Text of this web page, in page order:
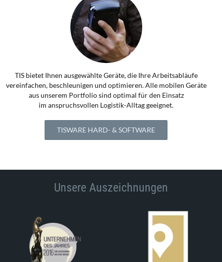
TIS bietet Ihnen ausgewählte Geräte, die Ihre Arbeitsabläufe
vereinfachen, beschleunigen und optimieren. Alle mobilen Geräte
aus unserem Portfolio sind optimal für den Einsatz
im anspruchsvollen Logistik-Alltag geeignet.
TISWARE HARD- & SOFTWARE
Unsere Auszeichnungen